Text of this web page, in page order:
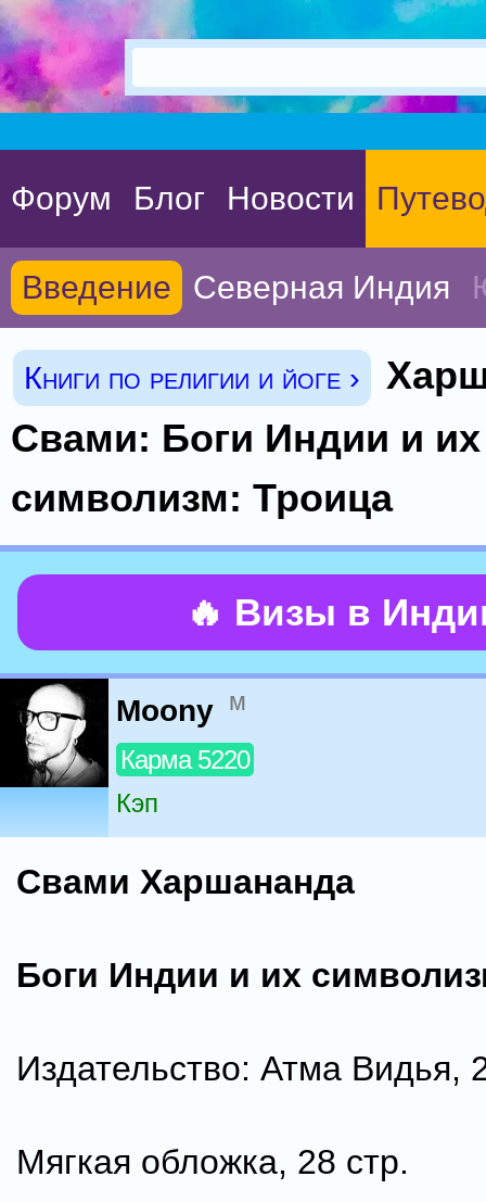
Форум Блог Новости
Введение Северная Индия
Книги по религии и йоге ›
Свами: Боги Индии и их
символизм: Троица
🔥 Визы в
Moony м
Карма 5220
Кэп
Свами Харшананда
Боги Индии и их
Издательство: Атма Видья,
Мягкая обложка, 28 стр.